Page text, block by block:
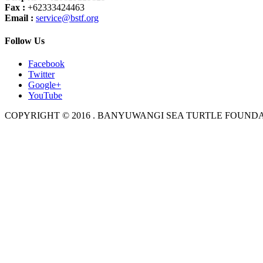
Fax : +62333424463
Email : service@bstf.org
Follow Us
Facebook
Twitter
Google+
YouTube
COPYRIGHT © 2016 . BANYUWANGI SEA TURTLE